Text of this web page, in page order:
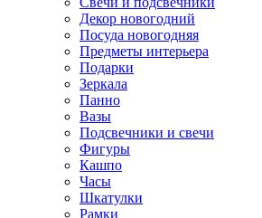
Декор новогодний
Посуда новогодняя
Предметы интерьера
Подарки
Зеркала
Панно
Вазы
Подсвечники и свечи
Фигуры
Кашпо
Часы
Шкатулки
Рамки